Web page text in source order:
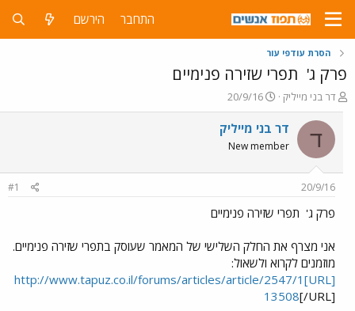
התחבר הירשם
הסרת עודפי עור
פרק ג' תפרי שזירה פנימיים
פ
ו
ת
ח
ה
ו
ש
א
דר בני מייליק
פ
ו
ר
ם
ר
20/9/16
ד דר בני מייליק
New member
20/9/16
#1
פרק ג' תפרי שזירה פנימיים
אני מצרף את החלק השלישי של המאמר שעוסק בתפרי שזירה פנימיים.
מוזמנים לקרוא ולשאול:
[URL]http://www.tapuz.co.il/forums/articles/article/2547/1
13508[/URL]